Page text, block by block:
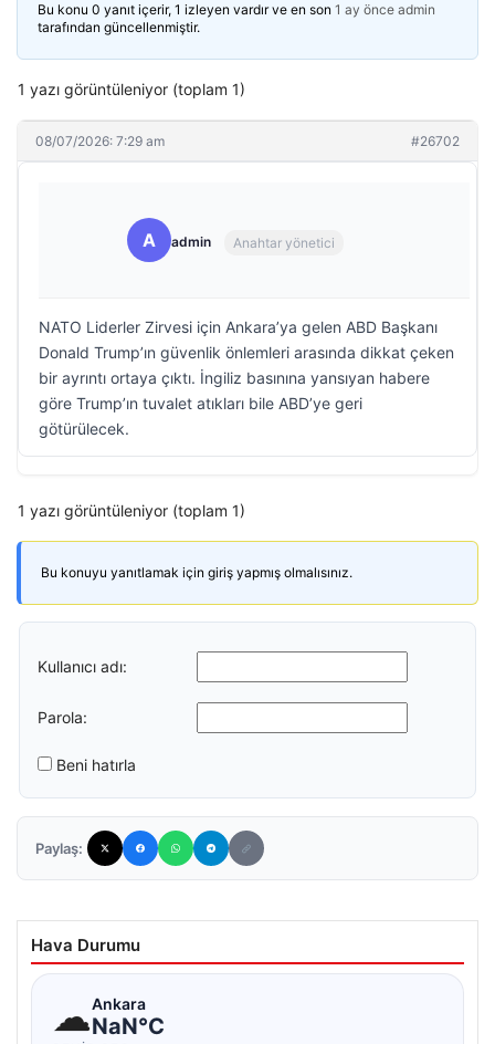
Bu konu 0 yanıt içerir, 1 izleyen vardır ve en son 1 ay önce admin
tarafından güncellenmiştir.
1 yazı görüntüleniyor (toplam 1)
08/07/2026: 7:29 am #26702
A admin Anahtar yönetici
NATO Liderler Zirvesi için Ankara’ya gelen ABD Başkanı
Donald Trump’ın güvenlik önlemleri arasında dikkat çeken
bir ayrıntı ortaya çıktı. İngiliz basınına yansıyan habere
göre Trump’ın tuvalet atıkları bile ABD’ye geri
götürülecek.
1 yazı görüntüleniyor (toplam 1)
Bu konuyu yanıtlamak için giriş yapmış olmalısınız.
Kullanıcı adı:
Parola:
Beni hatırla
Paylaş:
Hava Durumu
☁Ankara
NaN°C